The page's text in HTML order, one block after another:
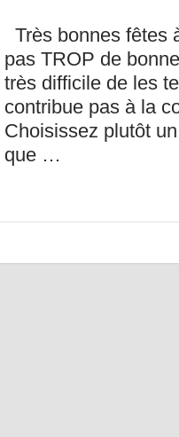
Très bonnes
pas TROP de
très difficile de les
contribue pas à la
Choisissez plutôt
que …